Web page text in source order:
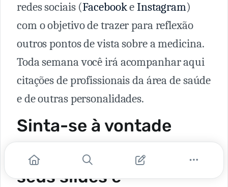
redes sociais (FacebookeInstagram)
com o objetivo de trazer para reflexão
outros pontos de vista sobre a medicina.
Toda semana você irá acompanhar aqui
citações de profissionais da área de saúde
e de outras personalidades.
Sinta-se à vontade
para usar as frases em
seus slides e